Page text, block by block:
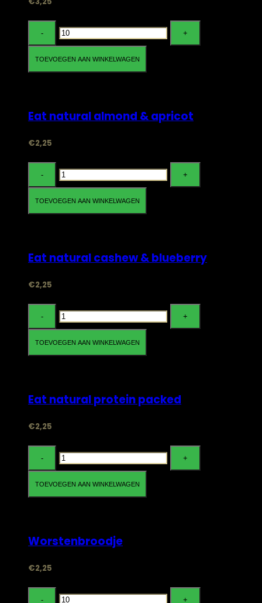
Broodje
kroket
aantal
TOEVOEGEN AAN WINKELWAGEN
Eat natural almond & apricot
€2,25
Eat
natural
almond
&
TOEVOEGEN AAN WINKELWAGEN
Eat natural cashew & blueberry
€2,25
Eat
natural
cashew
&
TOEVOEGEN AAN WINKELWAGEN
Eat natural protein packed
€2,25
Eat
natural
protein
packed
TOEVOEGEN AAN WINKELWAGEN
Worstenbroodje
€2,25
Worstenbroodje